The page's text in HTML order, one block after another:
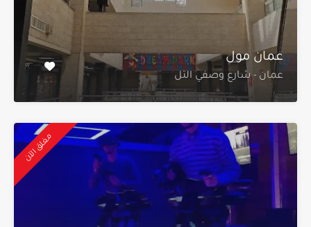
عمان مول
عمان - شارع وصفي التل
مغلق الآن